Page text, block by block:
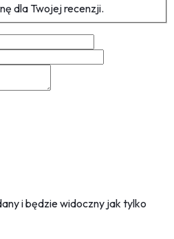
dla Twojej recenzji.
i będzie widoczny jak tylko